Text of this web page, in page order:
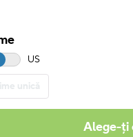
US
unică
Alege-ți